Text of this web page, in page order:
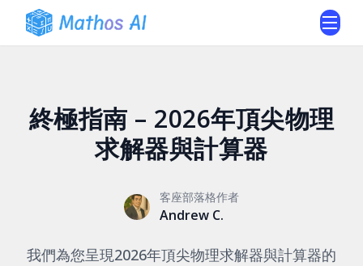
終極指南 – 2026年頂尖物理
求解器與計算器
客座部落格作者
Andrew C.
我們為您呈現2026年頂尖物理求解器與計算器的